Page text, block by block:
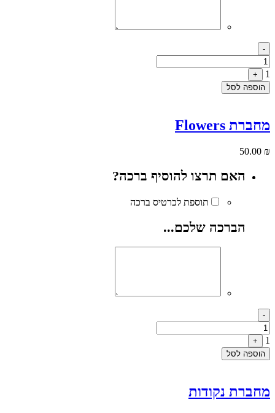
Quantity
-
1
+
הוספה לסל
מחברת Flowers
50.00 ₪
האם תרצו להוסיף ברכה?
תוספת לכרטיס ברכה
הברכה שלכם...
Quantity
-
1
+
הוספה לסל
מחברת נקודות